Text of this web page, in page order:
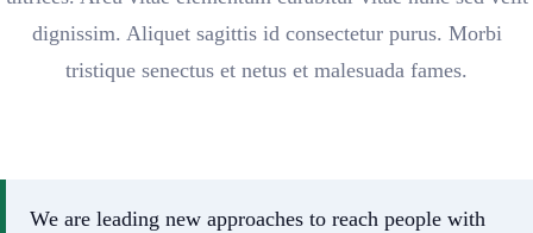
dignissim. Aliquet sagittis id consectetur purus. Morbi
tristique senectus et netus et malesuada fames.
We are leading new approaches to reach people with